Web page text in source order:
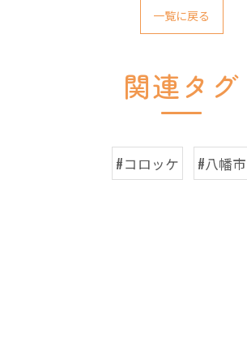
一覧に戻る
関連タグ
#コロッケ #八幡市